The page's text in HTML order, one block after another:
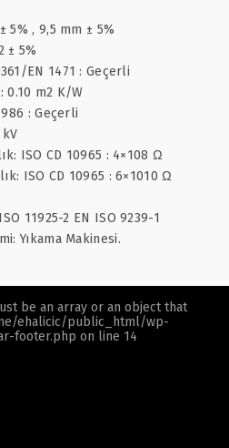
5% , 9,5 mm ± 5%
± 5%
EN 1471 : Geçerli
0.10 m2 K/W
: Geçerli
ISO CD 10965 : 4×108 Ω
ISO CD 10965 : 6×1010 Ω
11925-2 EN ISO 9239-1
Yıkama Makinesi.
be an array or an object that
ehalicic/public_html/wp-
footer.php on line 14